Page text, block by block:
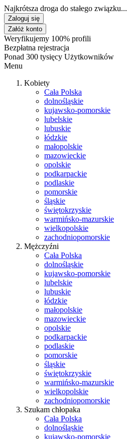
Najkrótsza droga do stałego związku...
Zaloguj się
Załóż konto
Weryfikujemy 100% profili
Bezpłatna rejestracja
Ponad 300 tysięcy Użytkowników
Menu
Kobiety
Cała Polska
dolnośląskie
kujawsko-pomorskie
lubelskie
lubuskie
łódzkie
małopolskie
mazowieckie
opolskie
podkarpackie
podlaskie
pomorskie
śląskie
świętokrzyskie
warmińsko-mazurskie
wielkopolskie
zachodniopomorskie
Mężczyźni
Cała Polska
dolnośląskie
kujawsko-pomorskie
lubelskie
lubuskie
łódzkie
małopolskie
mazowieckie
opolskie
podkarpackie
podlaskie
pomorskie
śląskie
świętokrzyskie
warmińsko-mazurskie
wielkopolskie
zachodniopomorskie
Szukam chłopaka
Cała Polska
dolnośląskie
kujawsko-pomorskie